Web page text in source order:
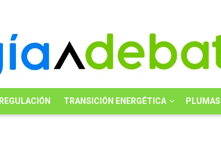
REGULACIÓN TRANSICIÓN ENERGÉTICA